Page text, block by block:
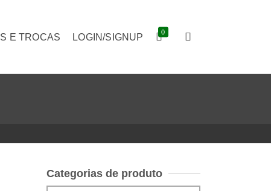
E TROCAS LOGIN/SIGNUP 0
Categorias de produto